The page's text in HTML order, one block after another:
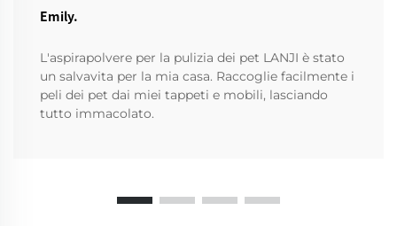
Emily.
L'aspirapolvere per la pulizia dei pet LANJI è stato
un salvavita per la mia casa. Raccoglie facilmente i
peli dei pet dai miei tappeti e mobili, lasciando
tutto immacolato.